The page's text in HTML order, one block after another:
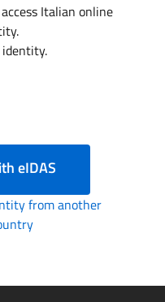
Italian online
eIDAS
from another